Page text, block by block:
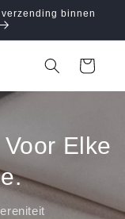
binnen
Winkelwagen
Elke